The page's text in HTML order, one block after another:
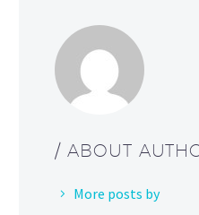
/ ABOUT
More posts by